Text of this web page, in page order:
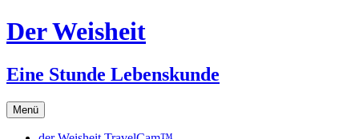
Zum
Inhalt
Der Weisheit
Eine Stunde Lebenskunde
Menü